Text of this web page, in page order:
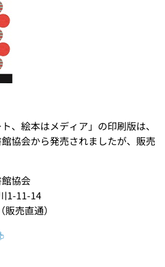
、絵本はメディア」の印刷版は、
協会から発売されましたが、販売
協会
1-11-14
売直通）